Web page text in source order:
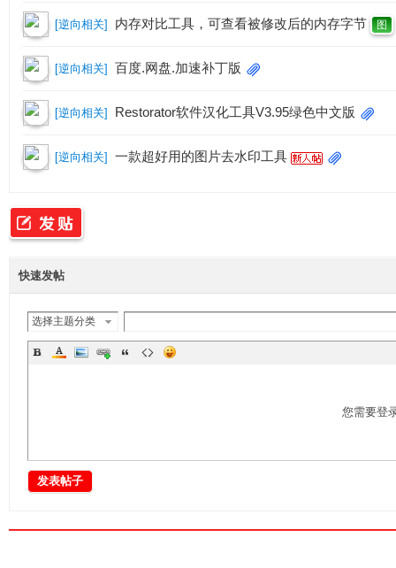
业
的
[逆向相关] 内存对比工具，可查看被修改后的内存字节 图
[逆向相关] 百度.网盘.加速补丁版
[逆向相关] Restorator软件汉化工具V3.95绿色中文版
[逆向相关] 一款超好用的图片去水印工具
快速发帖
选择主题分类
您需要登
发表帖子